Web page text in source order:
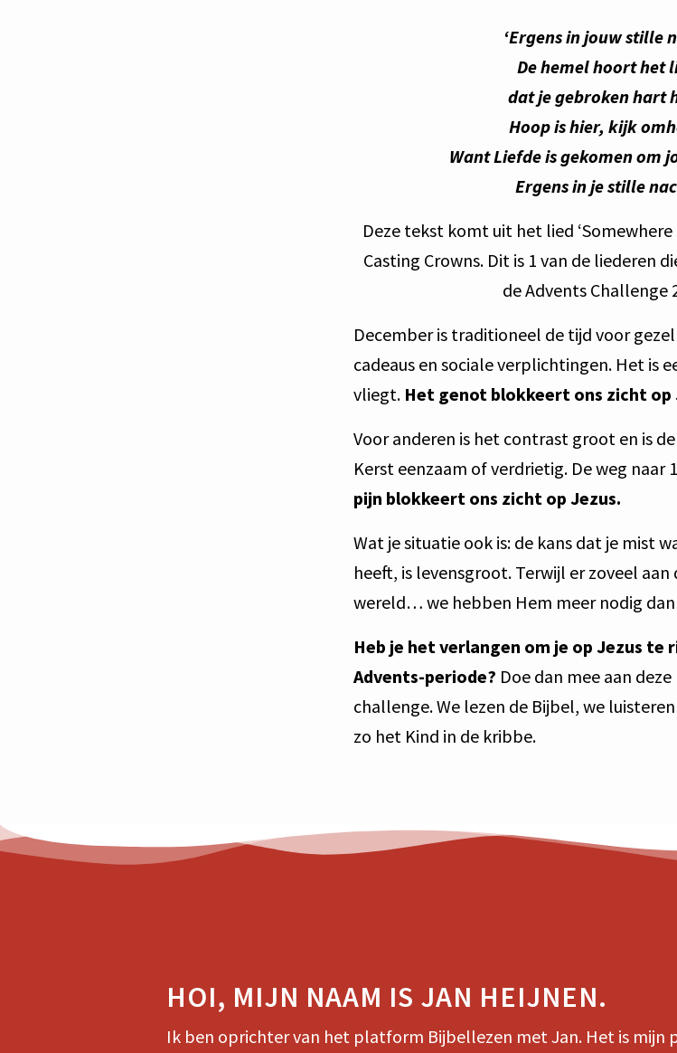
‘Ergens in jouw stille
De hemel hoort het
dat je gebroken hart
Hoop is hier, kijk
Want Liefde is gekomen om
Ergens in je stille
Deze tekst komt uit het lied
Casting Crowns. Dit is 1 van de liederen
de Advents Challenge
December is traditioneel de tijd voor
cadeaus en sociale verplichtingen. Het is
vliegt. Het genot blokkeert ons zicht op
Voor anderen is het contrast groot en is
Kerst eenzaam of verdrietig. De weg naar
pijn blokkeert ons zicht op Jezus.
Wat je situatie ook is: de kans dat je mist
heeft, is levensgroot. Terwijl er zoveel aan
wereld… we hebben Hem meer nodig
Heb je het verlangen om je op Jezus te
Advents-periode? Doe dan mee aan
challenge. We lezen de Bijbel, we
zo het Kind in de kribbe.
HOI, MIJN NAAM IS JAN HEIJNEN.
Ik ben oprichter van het platform Bijbellezen met Jan. Het is mijn